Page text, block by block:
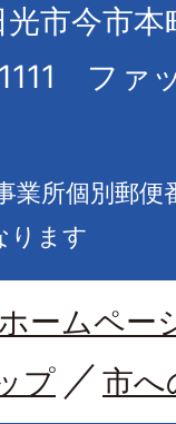
市今市本
ファ
業所個別郵
ります
ームペー
プ
市へ